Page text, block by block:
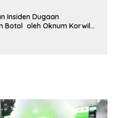
Insiden Dugaan
Botol oleh Oknum Korwil